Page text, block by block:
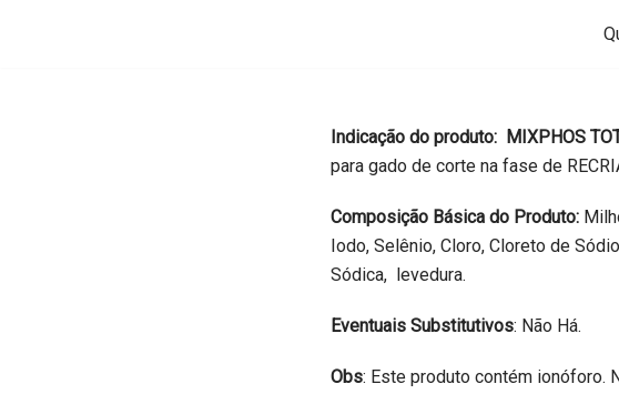
Indicação do produto: MIXPHOS
para gado de corte na fase de
Composição Básica do Produto:
Iodo, Selênio, Cloro, Cloreto de
Sódica, levedura.
Eventuais Substitutivos: Não Há.
Obs: Este produto contém ionóforo.